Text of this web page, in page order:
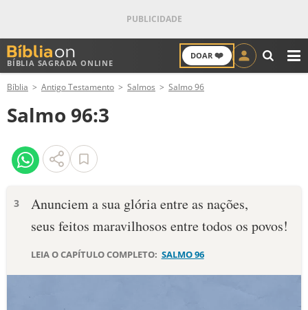
BÍBLIA SAGRADA ONLINE
DOAR ❤️
ANTIGO TESTAMENTO
NOVO TESTAMENTO
VERSÍCULOS
PALAVRA DO DIA
Bíblia Antigo Testamento Salmos Salmo 96
Salmo 96:3
3
Anunciem a sua glória entre as nações,
seus feitos maravilhosos entre todos os povos!
LEIA O CAPÍTULO COMPLETO: SALMO 96